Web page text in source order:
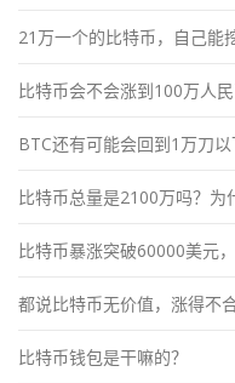
21万一个的比特币，自己能
比特币会不会涨到100万人民
BTC还有可能会回到1万刀以
比特币总量是2100万吗？为
比特币暴涨突破60000美元
都说比特币无价值，涨得不
比特币钱包是干嘛的？